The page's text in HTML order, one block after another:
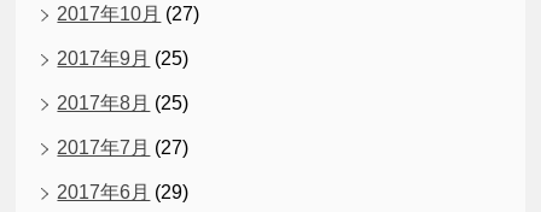
2017年10月 (27)
2017年9月 (25)
2017年8月 (25)
2017年7月 (27)
2017年6月 (29)